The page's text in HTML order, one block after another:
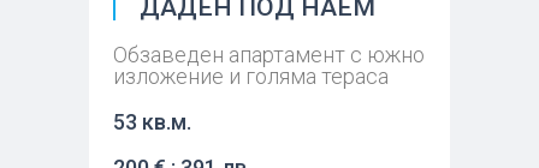
ДАДЕН ПОД НАЕМ
Обзаведен апартамент с южно
изложение и голяма тераса
53 кв.м.